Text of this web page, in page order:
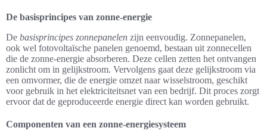
De basisprincipes van zonne-energie
De basisprincipes zonnepanelen zijn eenvoudig. Zonnepanelen,
ook wel fotovoltaïsche panelen genoemd, bestaan uit zonnecellen
die de zonne-energie absorberen. Deze cellen zetten het ontvangen
zonlicht om in gelijkstroom. Vervolgens gaat deze gelijkstroom via
een omvormer, die de energie omzet naar wisselstroom, geschikt
voor gebruik in het elektriciteitsnet van een bedrijf. Dit proces zorgt
ervoor dat de geproduceerde energie direct kan worden gebruikt.
Componenten van een zonne-energiesysteem